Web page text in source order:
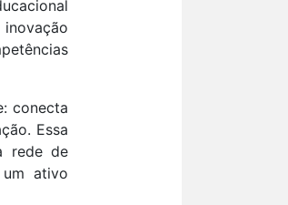
conecta
Essa
rede de
ativo